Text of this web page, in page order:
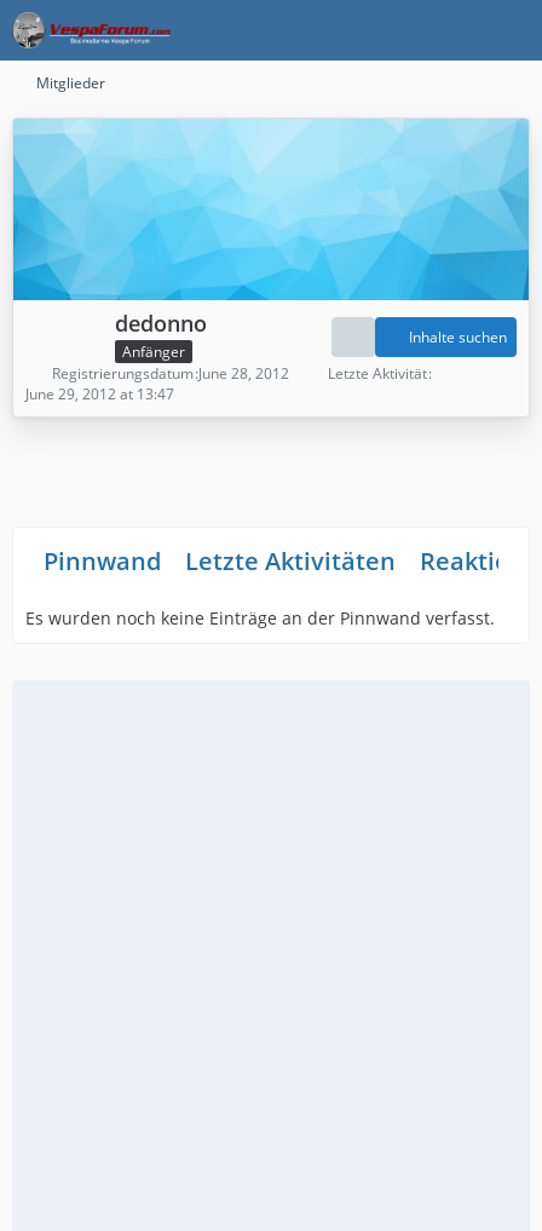
Mitglieder
dedonno
Anfänger
Inhalte suchen
Registrierungsdatum June 28, 2012
Letzte Aktivität
June 29, 2012 at 13:47
Pinnwand Letzte Aktivitäten
Es wurden noch keine Einträge an der Pinnwand verfasst.